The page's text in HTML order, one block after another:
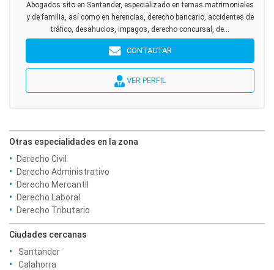
Abogados sito en Santander, especializado en temas matrimoniales
y de familia, así como en herencias, derecho bancario, accidentes de
tráfico, desahucios, impagos, derecho concursal, de...
CONTACTAR
VER PERFIL
Otras especialidades en la zona
Derecho Civil
Derecho Administrativo
Derecho Mercantil
Derecho Laboral
Derecho Tributario
Ciudades cercanas
Santander
Calahorra